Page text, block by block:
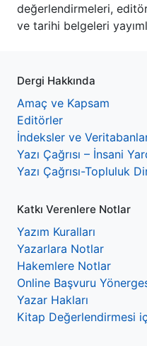
değerlendirmeleri,
ve tarihi belgeleri
Dergi Hakkında
Amaç ve Kapsam
Editörler
İndeksler ve
Yazı Çağrısı – İnsani
Yazı Çağrısı-Topluluk
Katkı Verenlere Notlar
Yazım Kuralları
Yazarlara Notlar
Hakemlere Notlar
Online Başvuru
Yazar Hakları
Kitap Değerlendirmesi